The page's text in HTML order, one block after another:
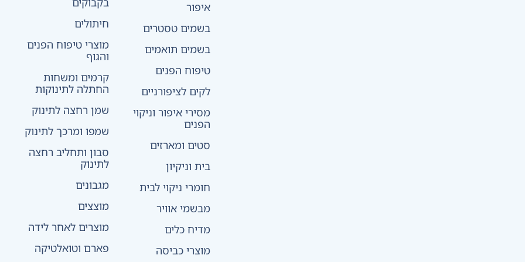
איפור
בשמים טסטרים
בשמים תואמים
טיפוח הפנים
לקים לציפורניים
מסירי איפור וניקוי
הפנים
סטים ומארזים
בית וניקיון
חומרי ניקוי לבית
מבשמי אוויר
מדיח כלים
מוצרי כביסה
חיתולים
מוצרי טיפוח הפנים
והגוף
קרמים ומשחות
החתלה לתינוקות
שמן רחצה לתינוק
שמפו ומרכך לתינוק
סבון ותחליב רחצה
לתינוק
מגבונים
מוצצים
מוצרים לאחר לידה
פארם וטואלטיקה